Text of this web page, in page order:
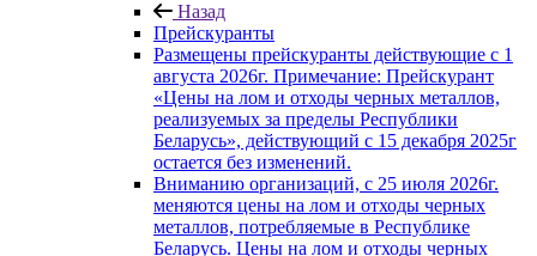
Назад
Прейскуранты
Размещены прейскуранты действующие с 1
августа 2026г. Примечание: Прейскурант
«Цены на лом и отходы черных металлов,
реализуемых за пределы Республики
Беларусь», действующий с 15 декабря 2025г
остается без изменений.
Вниманию организаций, с 25 июля 2026г.
меняются цены на лом и отходы черных
металлов, потребляемые в Республике
Беларусь. Цены на лом и отходы черных